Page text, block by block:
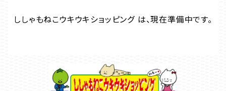
ししゃもねこウキウキショッピング は、現在準備中です。